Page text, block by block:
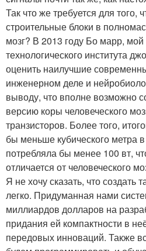
Так что же требуется для того,
строительные блоки в
мозг? В 2013 году Бо марр,
технологического института
оценить наилучшие
инженерном деле и
выводу, что вполне возможно
версию коры человеческого
транзисторов. Более того,
бы меньше кубического метра
потребляла бы менее 100 вт,
отличается от человеческого
Я не хочу сказать, что создать
легко. Придуманная нами
миллиардов долларов на
придания ей компактности в
передовых инноваций. Также